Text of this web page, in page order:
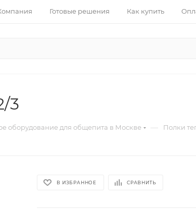
Готовые решения Как купить
3
оборудование для общепита в Москве — Полки
В ИЗБРАННОЕ СРАВНИТЬ